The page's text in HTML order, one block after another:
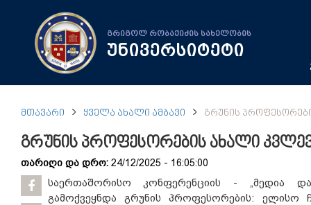
გრიგოლ რობაქიძის სახელობის
უნივერსიტეტი
ᲛᲗᲐᲕᲐᲠᲘ ᲧᲕᲔᲚᲐ ᲐᲮᲐᲚᲘ ᲐᲛᲑᲐᲕᲘ ᲒᲠᲣᲜᲘᲡ
გრუნის პროფესორების ახალი
თარიღი და დრო: 24/12/2025 - 16:05:00
საერთაშორისო კონფერენციის - „მედია
გამოქვეყნდა გრუნის პროფესორების: ელისო